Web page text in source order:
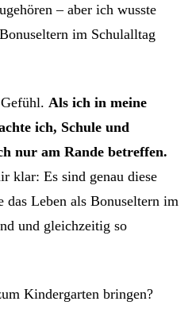
– aber ich wusste
im Schulalltag
Als ich in meine
ich, Schule und
nur am Rande betreffen.
klar: Es sind genau diese
Leben als Bonuseltern im
und gleichzeitig so
Kindergarten bringen?